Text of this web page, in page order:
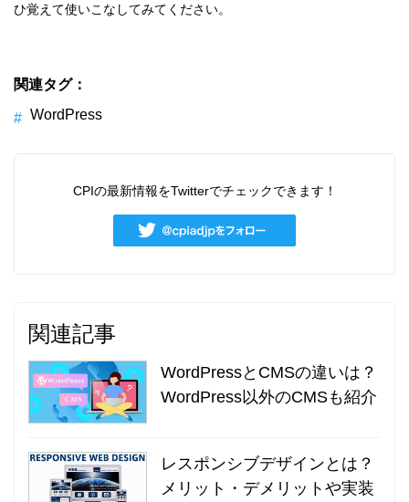
ひ覚えて使いこなしてみてください。
関連タグ：
WordPress
CPIの最新情報をTwitterでチェックできます！
関連記事
WordPressとCMSの違いは？
WordPress以外のCMSも紹介
レスポンシブデザインとは？
メリット・デメリットや実装